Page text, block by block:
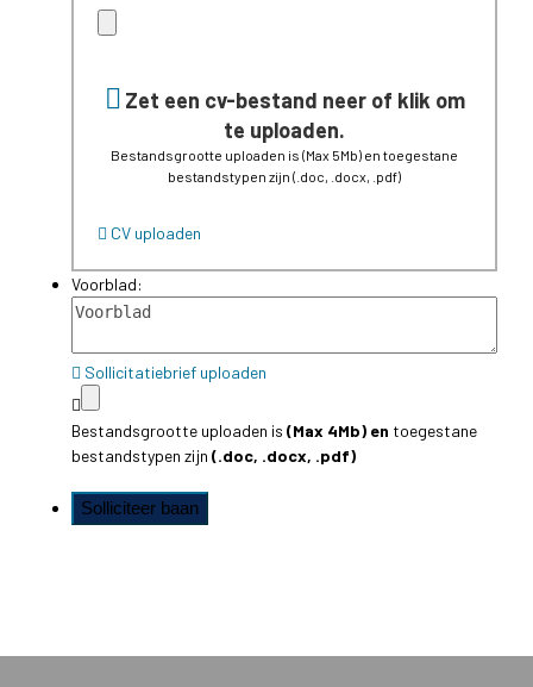
Zet een cv-bestand neer of klik om
te uploaden.
Bestandsgrootte uploaden is (Max 5Mb) en toegestane
bestandstypen zijn (.doc, .docx, .pdf)
CV uploaden
Voorblad:
Sollicitatiebrief uploaden
Bestandsgrootte uploaden is (Max 4Mb) en toegestane
bestandstypen zijn (.doc, .docx, .pdf)